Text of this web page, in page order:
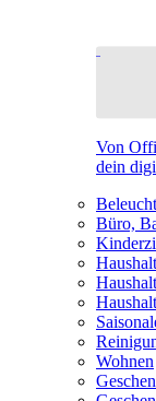
Von
dein
Büro,
Wohnen